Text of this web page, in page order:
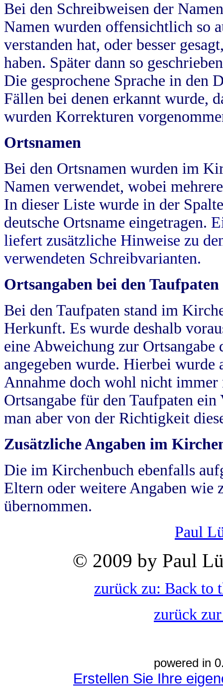
Bei den Schreibweisen der
Namen wurden offensichtlich so
verstanden hat, oder besser
haben. Später dann so
Die gesprochene Sprache in
Fällen bei denen erkannt wurde,
wurden Korrekturen
Ortsnamen
Bei den Ortsnamen wurden im
Namen verwendet, wobei
In dieser Liste wurde in der
deutsche Ortsname eingetragen.
liefert zusätzliche Hinweise zu
verwendeten Schreibvarianten.
Ortsangaben bei den Taufpaten
Bei den Taufpaten stand im
Herkunft. Es wurde deshalb
eine Abweichung zur
angegeben wurde. Hierbei wurde
Annahme doch wohl nicht
Ortsangabe für den Taufpaten
man aber von der Richtigkeit
Zusätzliche Angaben im
Die im Kirchenbuch ebenfalls
Eltern oder weitere Angaben wie
übernommen.
Paul
© 2009 by Paul
zurück zu: Back to
zurück
powered in
Erstellen Sie Ihre